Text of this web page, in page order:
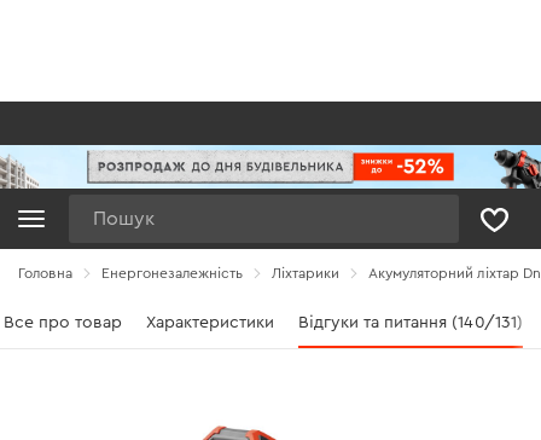
Головна Енергонезалежність Ліхтарики Акумуляторний ліхтар
Все про товар Характеристики Відгуки та питання (140/131)